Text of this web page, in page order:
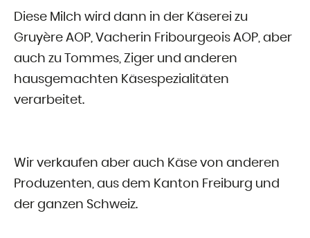
Diese Milch wird dann in der Käserei zu
Gruyère AOP, Vacherin Fribourgeois AOP, aber
auch zu Tommes, Ziger und anderen
hausgemachten Käsespezialitäten
verarbeitet.
Wir verkaufen aber auch Käse von anderen
Produzenten, aus dem Kanton Freiburg und
der ganzen Schweiz.